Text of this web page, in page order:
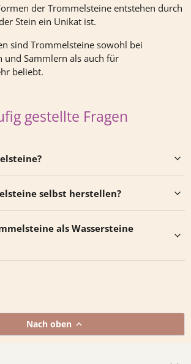
der Trommelsteine entstehen durch
Stein ein Unikat ist.
sind Trommelsteine sowohl bei
und Sammlern als auch für
beliebt.
gestellte Fragen
selbst herstellen?
als Wassersteine
Nach oben